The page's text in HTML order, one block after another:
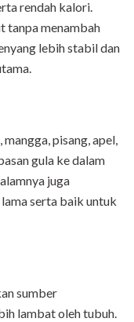
rendah kalori.
tanpa menambah
lebih stabil dan
pisang, apel,
gula ke dalam
juga
serta baik untuk
sumber
lambat oleh tubuh.